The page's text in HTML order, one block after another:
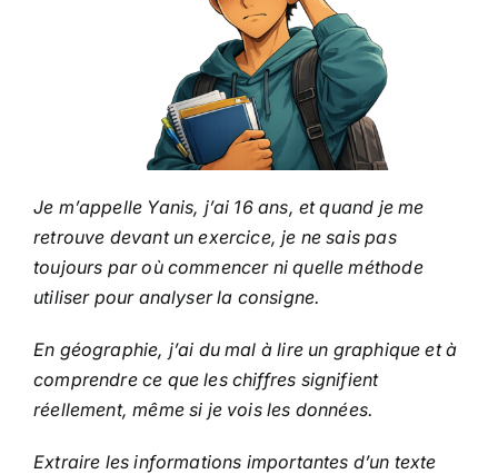
Je m’appelle Yanis, j’ai 16 ans, et quand je me
retrouve devant un exercice, je ne sais pas
toujours par où commencer ni quelle méthode
utiliser pour analyser la consigne.
En géographie, j’ai du mal à lire un graphique et à
comprendre ce que les chiffres signifient
réellement, même si je vois les données.
Extraire les informations importantes d’un texte